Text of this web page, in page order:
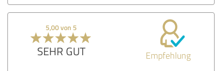
5,00 von 5
SEHR GUT Empfehlung